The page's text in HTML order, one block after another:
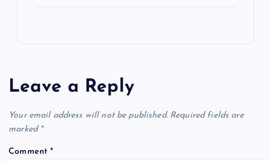
Leave a Reply
Your email address will not be published. Required fields are
marked *
Comment*